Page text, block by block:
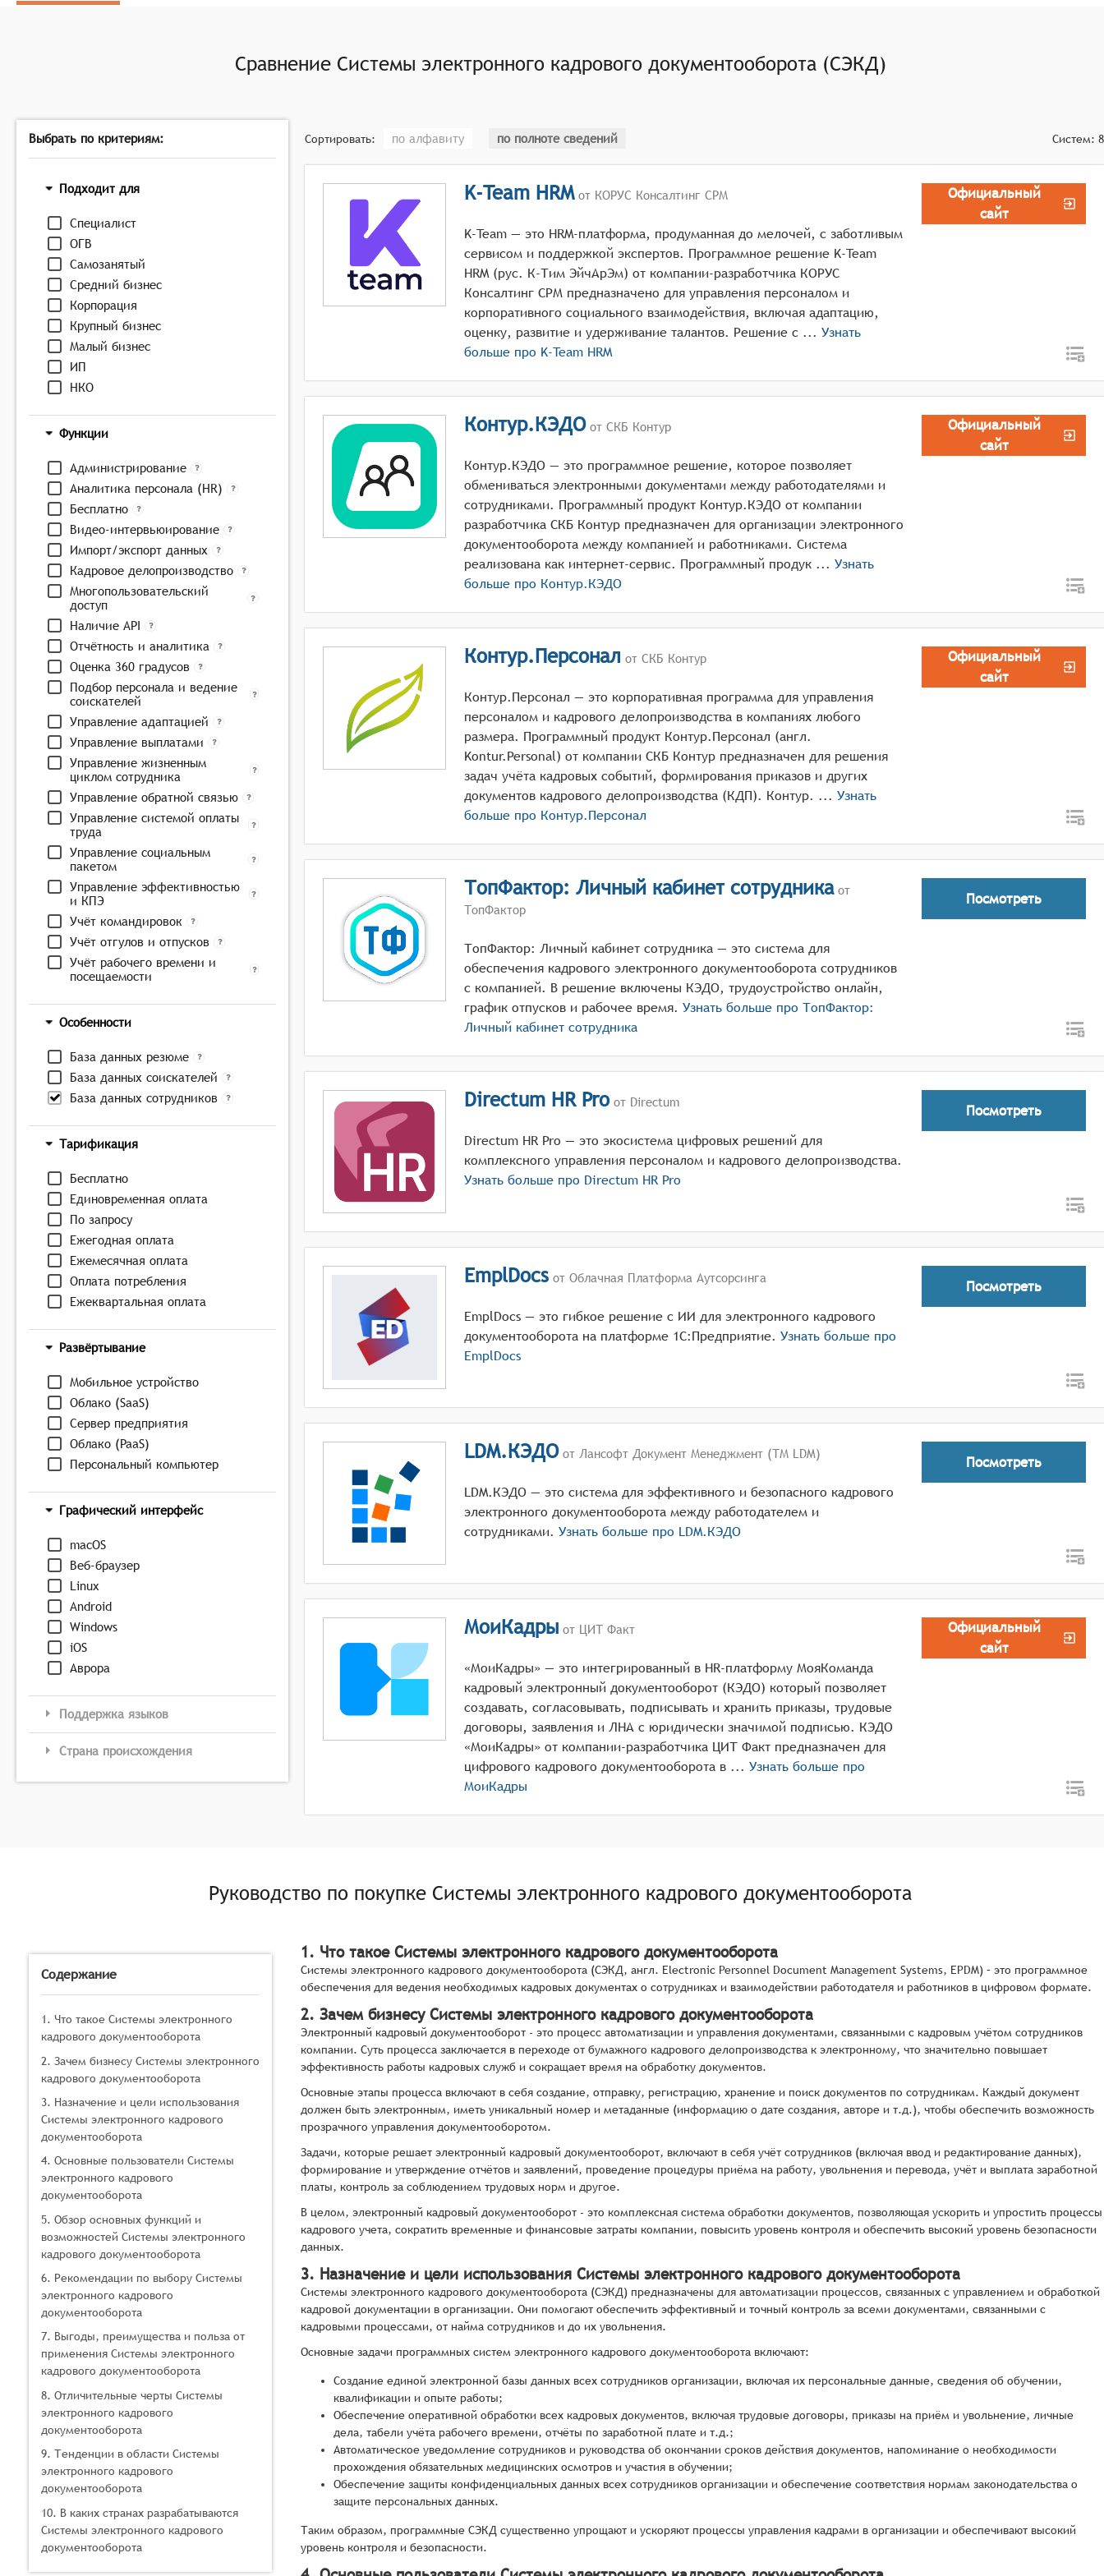
Отчётность и аналитика: Генерация отчётов по кадровым показателям, анализ эффективности работы персонала и выявление тенденций для принятия управленческих
Интеграция с бухгалтерскими системами: Обмен данными с системами бухгалтерского учёта для автоматического расчёта налогов, взносов и других финансовых
Сравнение Системы электронного кадрового документооборота (СЭКД)
Выбрать по критериям:
Подходит для
Специалист
ОГВ
Самозанятый
Средний бизнес
Корпорация
Крупный бизнес
Малый бизнес
ИП
НКО
Функции
Администрирование
Аналитика персонала (HR)
Бесплатно
Видео-интервьюирование
Импорт/экспорт данных
Кадровое делопроизводство
Многопользовательский
доступ
Наличие API
Отчётность и аналитика
Оценка 360 градусов
Подбор персонала и ведение
соискателей
Управление адаптацией
Управление выплатами
Управление жизненным
циклом сотрудника
Управление обратной связью
Управление системой оплаты
труда
Управление социальным
пакетом
Управление эффективностью
и КПЭ
Учёт командировок
Учёт отгулов и отпусков
Учёт рабочего времени и
посещаемости
Особенности
База данных резюме
База данных соискателей
База данных сотрудников
Тарификация
Бесплатно
Единовременная оплата
По запросу
Ежегодная оплата
Ежемесячная оплата
Оплата потребления
Ежеквартальная оплата
Развёртывание
Мобильное устройство
Облако (SaaS)
Сервер предприятия
Облако (PaaS)
Персональный компьютер
Графический интерфейс
macOS
Веб-браузер
Linux
Android
Windows
iOS
Аврора
Поддержка языков
Страна происхождения
Сортировать: по алфавиту по полноте сведений Систем: 8
K-Team HRMот КОРУС Консалтинг СРМ
K-Team — это HRM-платформа, продуманная до мелочей, c заботливым
сервисом и поддержкой экспертов. Программное решение K-Team
HRM (рус. К-Тим ЭйчАрЭм) от компании-разработчика КОРУС
Консалтинг СРМ предназначено для управления персоналом и
корпоративного социального взаимодействия, включая адаптацию,
оценку, развитие и удерживание талантов. Решение с ... Узнать
больше про K-Team HRM
Официальный
сайт
Контур.КЭДОот СКБ Контур
Контур.КЭДО — это программное решение, которое позволяет
обмениваться электронными документами между работодателями и
сотрудниками. Программный продукт Контур.КЭДО от компании
разработчика СКБ Контур предназначен для организации электронного
документооборота между компанией и работниками. Система
реализована как интернет-сервис. Программный продук ... Узнать
больше про Контур.КЭДО
Официальный
сайт
Контур.Персонал от СКБ Контур
Контур.Персонал — это корпоративная программа для управления
персоналом и кадрового делопроизводства в компаниях любого
размера. Программный продукт Контур.Персонал (англ.
Kontur.Personal) от компании СКБ Контур предназначен для решения
задач учёта кадровых событий, формирования приказов и других
документов кадрового делопроизводства (КДП). Контур. ... Узнать
больше про Контур.Персонал
Официальный
сайт
ТопФактор: Личный кабинет сотрудникаот
ТопФактор
ТопФактор: Личный кабинет сотрудника — это система для
обеспечения кадрового электронного документооборота сотрудников
с компанией. В решение включены КЭДО, трудоустройство онлайн,
график отпусков и рабочее время. Узнать больше про ТопФактор:
Личный кабинет сотрудника
Посмотреть
Directum HR Pro от Directum
Directum HR Pro — это экосистема цифровых решений для
комплексного управления персоналом и кадрового делопроизводства.
Узнать больше про Directum HR Pro
Посмотреть
EmplDocs от Облачная Платформа Аутсорсинга
EmplDocs — это гибкое решение с ИИ для электронного кадрового
документооборота на платформе 1С:Предприятие. Узнать больше про
EmplDocs
Посмотреть
LDM.КЭДОот Лансофт Документ Менеджмент (ТМ LDM)
LDM.КЭДО — это система для эффективного и безопасного кадрового
электронного документооборота между работодателем и
сотрудниками. Узнать больше про LDM.КЭДО
Посмотреть
МоиКадры от ЦИТ Факт
«МоиКадры» — это интегрированный в HR-платформу МояКоманда
кадровый электронный документооборот (КЭДО) который позволяет
создавать, согласовывать, подписывать и хранить приказы, трудовые
договоры, заявления и ЛНА с юридически значимой подписью. КЭДО
«МоиКадры» от компании-разработчика ЦИТ Факт предназначен для
цифрового кадрового документооборота в ... Узнать больше про
МоиКадры
Официальный
сайт
Руководство по покупке Системы электронного кадрового документооборота
Содержание
1. Что такое Системы электронного
кадрового документооборота
2. Зачем бизнесу Системы электронного
кадрового документооборота
3. Назначение и цели использования
Системы электронного кадрового
документооборота
4. Основные пользователи Системы
электронного кадрового
документооборота
5. Обзор основных функций и
возможностей Системы электронного
кадрового документооборота
6. Рекомендации по выбору Системы
электронного кадрового
документооборота
7. Выгоды, преимущества и польза от
применения Системы электронного
кадрового документооборота
8. Отличительные черты Системы
электронного кадрового
документооборота
9. Тенденции в области Системы
электронного кадрового
документооборота
10. В каких странах разрабатываются
Системы электронного кадрового
документооборота
1. Что такое Системы электронного кадрового документооборота
Системы электронного кадрового документооборота (СЭКД, англ. Electronic Personnel Document Management Systems, EPDM) – это программное
обеспечения для ведения необходимых кадровых документах о сотрудниках и взаимодействии работодателя и работников в цифровом формате.
2. Зачем бизнесу Системы электронного кадрового документооборота
Электронный кадровый документооборот - это процесс автоматизации и управления документами, связанными с кадровым учётом сотрудников
компании. Суть процесса заключается в переходе от бумажного кадрового делопроизводства к электронному, что значительно повышает
эффективность работы кадровых служб и сокращает время на обработку документов.
Основные этапы процесса включают в себя создание, отправку, регистрацию, хранение и поиск документов по сотрудникам. Каждый документ
должен быть электронным, иметь уникальный номер и метаданные (информацию о дате создания, авторе и т.д.), чтобы обеспечить возможность
прозрачного управления документооборотом.
Задачи, которые решает электронный кадровый документооборот, включают в себя учёт сотрудников (включая ввод и редактирование данных),
формирование и утверждение отчётов и заявлений, проведение процедуры приёма на работу, увольнения и перевода, учёт и выплата заработной
платы, контроль за соблюдением трудовых норм и другое.
В целом, электронный кадровый документооборот - это комплексная система обработки документов, позволяющая ускорить и упростить процессы
кадрового учета, сократить временные и финансовые затраты компании, повысить уровень контроля и обеспечить высокий уровень безопасности
данных.
3. Назначение и цели использования Системы электронного кадрового документооборота
Системы электронного кадрового документооборота (СЭКД) предназначены для автоматизации процессов, связанных с управлением и обработкой
кадровой документации в организации. Они помогают обеспечить эффективный и точный контроль за всеми документами, связанными с
кадровыми процессами, от найма сотрудников и до их увольнения.
Основные задачи программных систем электронного кадрового документооборота включают:
Создание единой электронной базы данных всех сотрудников организации, включая их персональные данные, сведения об обучении,
квалификации и опыте работы;
Обеспечение оперативной обработки всех кадровых документов, включая трудовые договоры, приказы на приём и увольнение, личные
дела, табели учёта рабочего времени, отчёты по заработной плате и т.д.;
Автоматическое уведомление сотрудников и руководства об окончании сроков действия документов, напоминание о необходимости
прохождения обязательных медицинских осмотров и участия в обучении;
Обеспечение защиты конфиденциальных данных всех сотрудников организации и обеспечение соответствия нормам законодательства о
защите персональных данных.
Таким образом, программные СЭКД существенно упрощают и ускоряют процессы управления кадрами в организации и обеспечивают высокий
уровень контроля и безопасности.